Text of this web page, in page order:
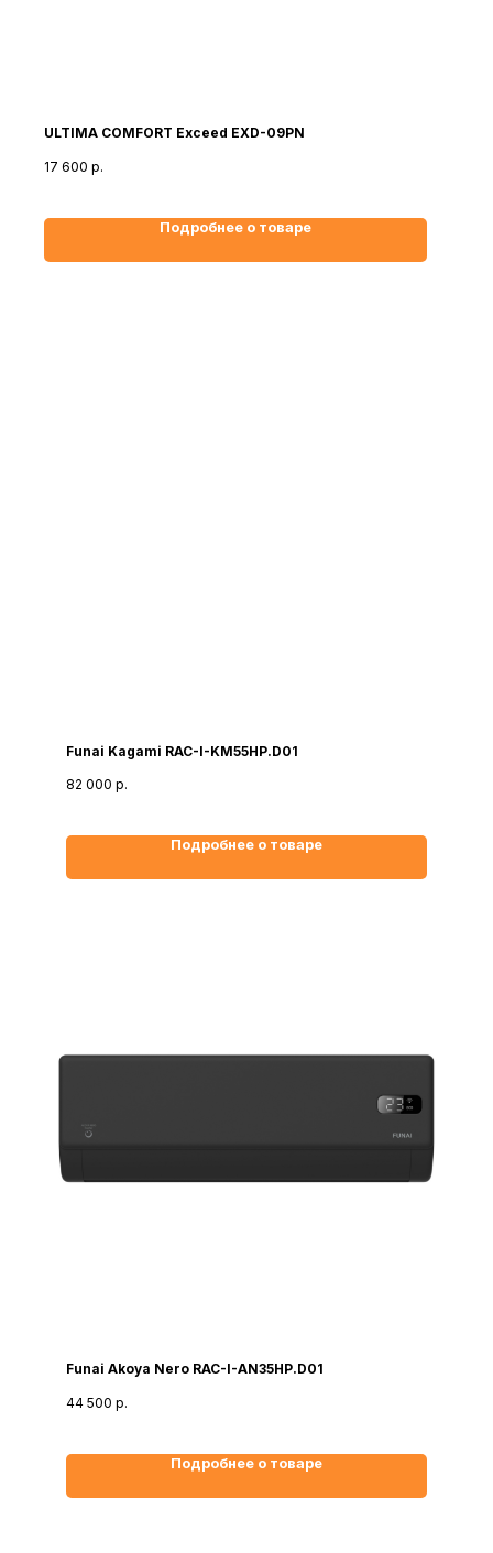
ULTIMA COMFORT Exceed EXD-09PN
17 600 р.
Подробнее о товаре
Funai Kagami RAC-I-KM55HP.D01
82 000 р.
Подробнее о товаре
Funai Akoya Nero RAC-I-AN35HP.D01
44 500 р.
Подробнее о товаре